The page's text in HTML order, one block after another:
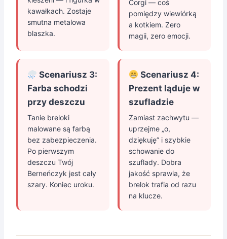
kawałkach. Zostaje
smutna metalowa
blaszka.
Corgi — coś
pomiędzy wiewiórką
a kotkiem. Zero
magii, zero emocji.
Scenariusz 3:
Farba schodzi
przy deszczu
Tanie breloki
malowane są farbą
bez zabezpieczenia.
Po pierwszym
deszczu Twój
Berneńczyk jest cały
szary. Koniec uroku.
Scenariusz 4:
Prezent ląduje w
szufladzie
Zamiast zachwytu —
uprzejme „o,
dziękuję” i szybkie
schowanie do
szuflady. Dobra
jakość sprawia, że
brelok trafia od razu
na klucze.